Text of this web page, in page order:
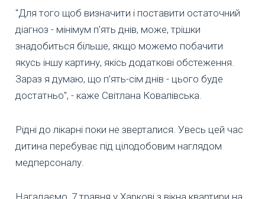
"Для того щоб визначити і поставити остаточний
діагноз - мінімум п'ять днів, може, трішки
знадобиться більше, якщо можемо побачити
якусь іншу картину, якісь додаткові обстеження.
Зараз я думаю, що п’ять-сім днів - цього буде
достатньо", - каже Світлана Ковалівська.
Рідні до лікарні поки не зверталися. Увесь цей час
дитина перебуває під цілодобовим наглядом
медперсоналу.